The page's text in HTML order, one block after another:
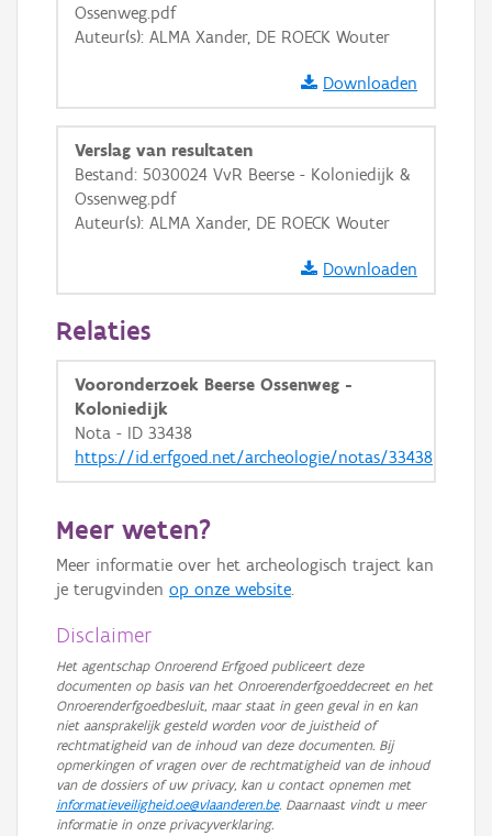
+ −
Basis Lagen
OSM-Basiskaart
GRB-Basiskaart
GRB-Basiskaart in grijswaarden
Ossenweg.pdf
Auteur(s): ALMA Xander, DE ROECK Wouter
Downloaden
Verslag van resultaten
Bestand: 5030024 VvR Beerse - Koloniedijk &
Ossenweg.pdf
Auteur(s): ALMA Xander, DE ROECK Wouter
Downloaden
Relaties
Vooronderzoek Beerse Ossenweg -
Koloniedijk
Nota - ID 33438
https://id.erfgoed.net/archeologie/notas/33438
Meer weten?
Meer informatie over het archeologisch traject kan
je terugvinden op onze website.
Disclaimer
Het agentschap Onroerend Erfgoed publiceert deze
documenten op basis van het Onroerenderfgoeddecreet en het
Onroerenderfgoedbesluit, maar staat in geen geval in en kan
niet aansprakelijk gesteld worden voor de juistheid of
rechtmatigheid van de inhoud van deze documenten. Bij
opmerkingen of vragen over de rechtmatigheid van de inhoud
van de dossiers of uw privacy, kan u contact opnemen met
informatieveiligheid.oe@vlaanderen.be. Daarnaast vindt u meer
informatie in onze privacyverklaring.